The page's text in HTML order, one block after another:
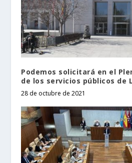
Podemos solicitará en el
de los servicios públicos de
28 de octubre de 2021